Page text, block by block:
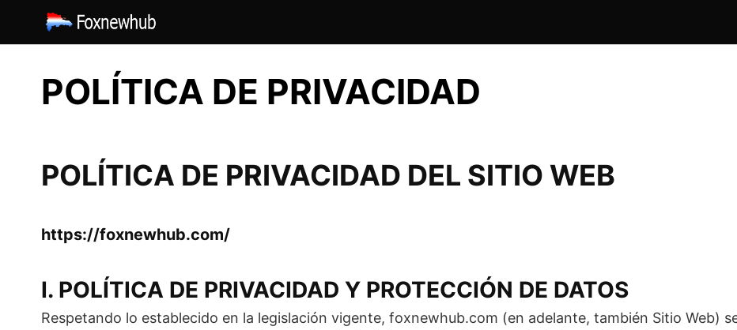
contenido
POLÍTICA DE PRIVACIDAD
POLÍTICA DE PRIVACIDAD DEL SITIO WEB
https://foxnewhub.com/
I. POLÍTICA DE PRIVACIDAD Y PROTECCIÓN DE DATOS
Respetando lo establecido en la legislación vigente, foxnewhub.com (en adelante, también Sitio Web)